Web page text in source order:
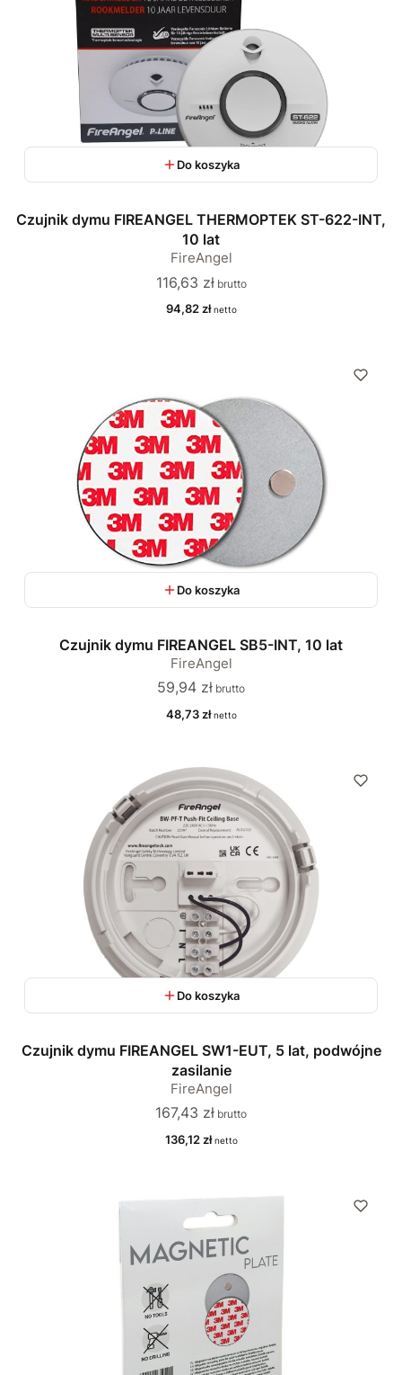
Do koszyka
Czujnik dymu FIREANGEL THERMOPTEK ST-622-INT,
10 lat
FireAngel
Cena
116,63 zł
Cena
94,82 zł
Do koszyka
Czujnik dymu FIREANGEL SB5-INT, 10 lat
FireAngel
Cena
59,94 zł
Cena
48,73 zł
Do koszyka
Czujnik dymu FIREANGEL SW1-EUT, 5 lat, podwójne
zasilanie
FireAngel
Cena
167,43 zł
Cena
136,12 zł